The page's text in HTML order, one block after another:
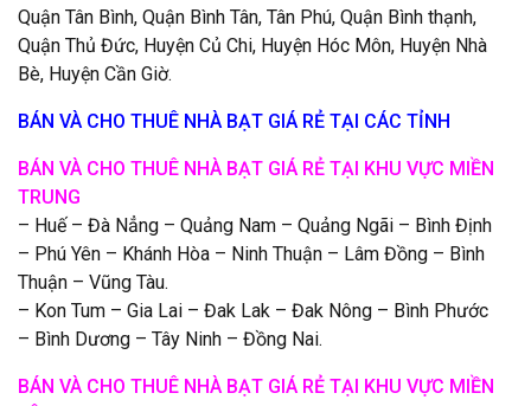
Quận Tân Bình, Quận Bình Tân, Tân Phú, Quận Bình thạnh,
Quận Thủ Đức, Huyện Củ Chi, Huyện Hóc Môn, Huyện Nhà
Bè, Huyện Cần Giờ.
BÁN VÀ CHO THUÊ NHÀ BẠT GIÁ RẺ TẠI CÁC TỈNH
BÁN VÀ CHO THUÊ NHÀ BẠT GIÁ RẺ TẠI KHU VỰC MIỀN
TRUNG
– Huế – Đà Nẳng – Quảng Nam – Quảng Ngãi – Bình Định
– Phú Yên – Khánh Hòa – Ninh Thuận – Lâm Đồng – Bình
Thuận – Vũng Tàu.
– Kon Tum – Gia Lai – Đak Lak – Đak Nông – Bình Phước
– Bình Dương – Tây Ninh – Đồng Nai.
BÁN VÀ CHO THUÊ NHÀ BẠT GIÁ RẺ TẠI KHU VỰC MIỀN